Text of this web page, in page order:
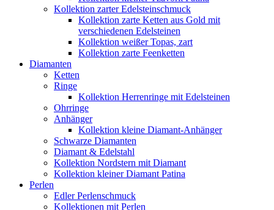
Kollektion zarter Edelsteinschmuck
Kollektion zarte Ketten aus Gold mit
verschiedenen Edelsteinen
Kollektion weißer Topas, zart
Kollektion zarte Feenketten
Diamanten
Ketten
Ringe
Kollektion Herrenringe mit Edelsteinen
Ohrringe
Anhänger
Kollektion kleine Diamant-Anhänger
Schwarze Diamanten
Diamant & Edelstahl
Kollektion Nordstern mit Diamant
Kollektion kleiner Diamant Patina
Perlen
Edler Perlenschmuck
Kollektionen mit Perlen